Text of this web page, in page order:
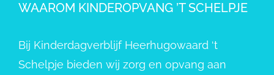
WAAROM KINDEROPVANG ’T SCHELPJE
Bij Kinderdagverblijf Heerhugowaard ‘t
Schelpje bieden wij zorg en opvang aan